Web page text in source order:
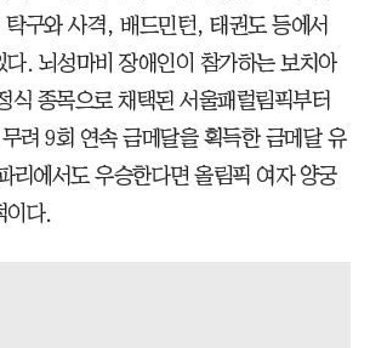
구와 사격, 배드민턴, 태권도 등에서
다. 뇌성마비 장애인이 참가하는 보치아
식 종목으로 채택된 서울패럴림픽부터
려 9회 연속 금메달을 획득한 금메달 유
리에서도 우승한다면 올림픽 여자 양궁
이다.